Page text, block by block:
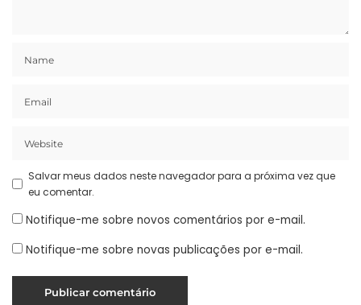
Salvar meus dados neste navegador para a próxima vez que
eu comentar.
Notifique-me sobre novos comentários por e-mail.
Notifique-me sobre novas publicações por e-mail.